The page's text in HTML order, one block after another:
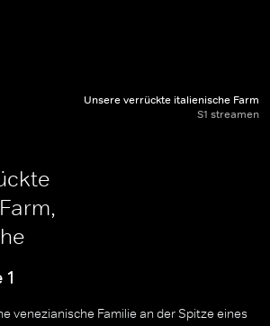
Unsere verrückte italienische Farm
S1 streamen
venezianische Familie an der Spitze eines